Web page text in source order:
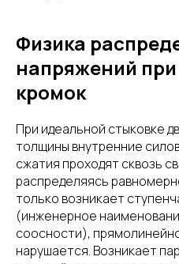
Физика
напряжений
кромок
При идеальной стыковке
толщины внутренние
сжатия проходят сквозь
распределяясь
только возникает
(инженерное
соосности),
нарушается. Возникает